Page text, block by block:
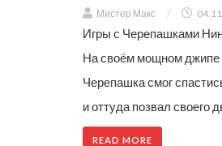
Мистер Макс /
Игры с Черепашками
На своём мощном джипе
Черепашка смог
и оттуда позвал своего
READ MORE